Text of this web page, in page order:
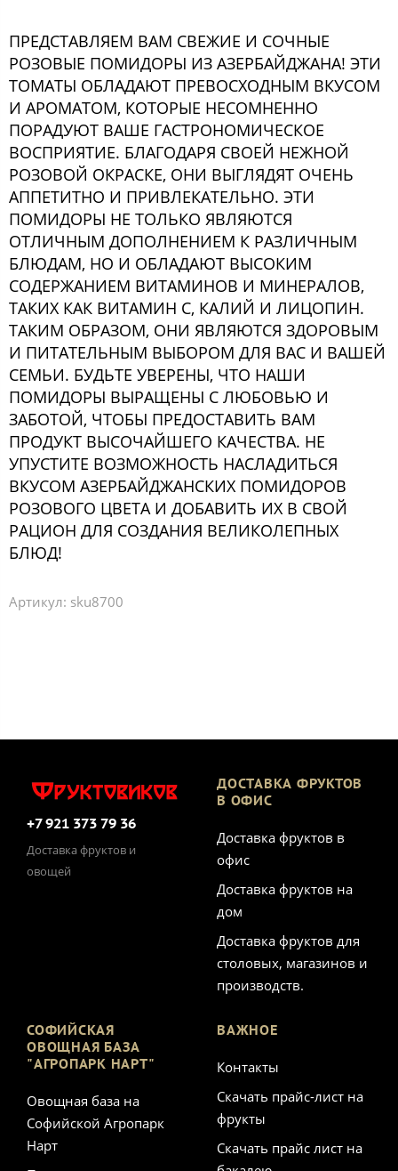
ПРЕДСТАВЛЯЕМ ВАМ СВЕЖИЕ И СОЧНЫЕ
РОЗОВЫЕ ПОМИДОРЫ ИЗ АЗЕРБАЙДЖАНА! ЭТИ
ТОМАТЫ ОБЛАДАЮТ ПРЕВОСХОДНЫМ ВКУСОМ
И АРОМАТОМ, КОТОРЫЕ НЕСОМНЕННО
ПОРАДУЮТ ВАШЕ ГАСТРОНОМИЧЕСКОЕ
ВОСПРИЯТИЕ. БЛАГОДАРЯ СВОЕЙ НЕЖНОЙ
РОЗОВОЙ ОКРАСКЕ, ОНИ ВЫГЛЯДЯТ ОЧЕНЬ
АППЕТИТНО И ПРИВЛЕКАТЕЛЬНО. ЭТИ
ПОМИДОРЫ НЕ ТОЛЬКО ЯВЛЯЮТСЯ
ОТЛИЧНЫМ ДОПОЛНЕНИЕМ К РАЗЛИЧНЫМ
БЛЮДАМ, НО И ОБЛАДАЮТ ВЫСОКИМ
СОДЕРЖАНИЕМ ВИТАМИНОВ И МИНЕРАЛОВ,
ТАКИХ КАК ВИТАМИН С, КАЛИЙ И ЛИЦОПИН.
ТАКИМ ОБРАЗОМ, ОНИ ЯВЛЯЮТСЯ ЗДОРОВЫМ
И ПИТАТЕЛЬНЫМ ВЫБОРОМ ДЛЯ ВАС И ВАШЕЙ
СЕМЬИ. БУДЬТЕ УВЕРЕНЫ, ЧТО НАШИ
ПОМИДОРЫ ВЫРАЩЕНЫ С ЛЮБОВЬЮ И
ЗАБОТОЙ, ЧТОБЫ ПРЕДОСТАВИТЬ ВАМ
ПРОДУКТ ВЫСОЧАЙШЕГО КАЧЕСТВА. НЕ
УПУСТИТЕ ВОЗМОЖНОСТЬ НАСЛАДИТЬСЯ
ВКУСОМ АЗЕРБАЙДЖАНСКИХ ПОМИДОРОВ
РОЗОВОГО ЦВЕТА И ДОБАВИТЬ ИХ В СВОЙ
РАЦИОН ДЛЯ СОЗДАНИЯ ВЕЛИКОЛЕПНЫХ
БЛЮД!
Артикул: sku8700
+7 921 373 79 36
Доставка фруктов и
овощей
ДОСТАВКА ФРУКТОВ
В ОФИС
Доставка фруктов в
офис
Доставка фруктов на
дом
Доставка фруктов для
столовых, магазинов и
производств.
СОФИЙСКАЯ
ОВОЩНАЯ БАЗА
"АГРОПАРК НАРТ"
Овощная база на
Софийской Агропарк
Нарт
ВАЖНОЕ
Контакты
Скачать прайс-лист на
фрукты
Скачать прайс лист на